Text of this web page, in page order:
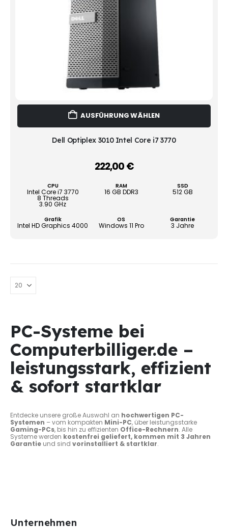
AUSFÜHRUNG WÄHLEN
weist
Dell Optiplex 3010 Intel Core i7 3770
222,00€–
CPU
Intel Core i7 3770
8 Threads
3.90 GHz
RAM
16 GB DDR3
SSD
512 GB
Grafik
Intel HD Graphics 4000
OS
Windows 11 Pro
Garantie
3 Jahre
PC-Systeme bei
Computerbilliger.de –
leistungsstark, effizient
& sofort startklar
Entdecke unsere große Auswahl an hochwertigen PC-
Systemen – vom kompakten Mini-PC, über leistungsstarke
Gaming-PCs, bis hin zu effizienten Office-Rechnern. Alle
Systeme werden kostenfrei geliefert, kommen mit 3 Jahren
Garantie und sind vorinstalliert & startklar.
Unternehmen